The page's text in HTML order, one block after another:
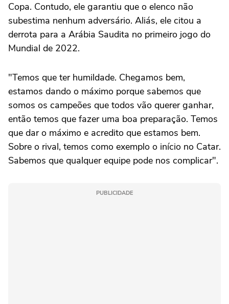
Copa. Contudo, ele garantiu que o elenco não
subestima nenhum adversário. Aliás, ele citou a
derrota para a Arábia Saudita no primeiro jogo do
Mundial de 2022.
"Temos que ter humildade. Chegamos bem,
estamos dando o máximo porque sabemos que
somos os campeões que todos vão querer ganhar,
então temos que fazer uma boa preparação. Temos
que dar o máximo e acredito que estamos bem.
Sobre o rival, temos como exemplo o início no Catar.
Sabemos que qualquer equipe pode nos complicar".
PUBLICIDADE